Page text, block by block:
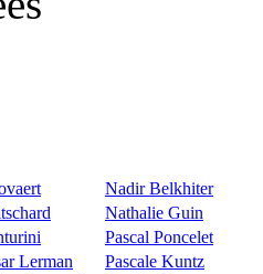
Nadir Belkhiter
Nathalie Guin
Pascal Poncelet
Lerman
Pascale Kuntz